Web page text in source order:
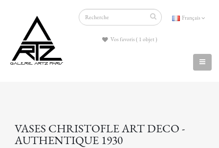
Français
Vos favoris ( 1 objet )
VASES CHRISTOFLE ART DECO -
AUTHENTIQUE 1930